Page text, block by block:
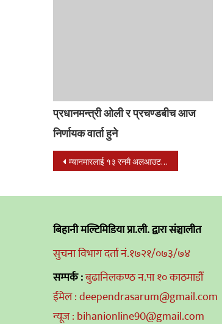
प्रधानमन्त्री ओली र प्रचण्डबीच आज
निर्णायक वार्ता हुने
Post
म्यानमारलाई १३ रनमै अलआउट गर्दै नेपाल सेमिफाईनलमा
बिहानी मल्टिमिडिया प्रा.ली. द्वारा संञ्चालीत
सुचना विभाग दर्ता नं.१७२१/०७३/७४
सम्पर्क :बुढानिलकण्ठ न.पा १० काठमाडौं
ईमेल : deependrasarum@gmail.com
न्यूज : bihanionline90@gmail.com